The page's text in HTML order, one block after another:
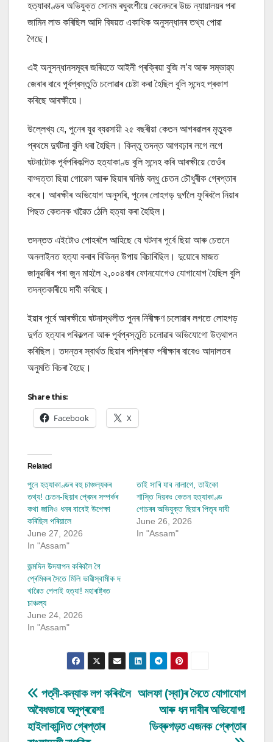
হত্যাকাণ্ডৰ অভিযুক্ত সোনম ৰঘুবংশীয়ে কেনেদৰে উচ্চ ন্যায়ালয়ৰ পৰা
জামিন লাভ কৰিছিল আদি বিষয়ত একাধিক অনুসন্ধানৰ তথ্য পোৱা
গৈছে।
এই অনুসন্ধানসমূহৰ জৰিয়তে আইনী প্ৰক্ৰিয়া বুজি ল’ব আৰু সম্ভাৱ্য
জেৰাৰ বাবে পূৰ্বপ্ৰস্তুতি চলোৱাৰ চেষ্টা কৰা হৈছিল বুলি সন্দেহ প্ৰকাশ
কৰিছে আৰক্ষীয়ে।
উল্লেখ্য যে, পুনেৰ যুৱ ব্যৱসায়ী ২৫ বছৰীয়া কেতন আগৰৱালৰ মৃত্যুক
প্ৰথমে দুৰ্ঘটনা বুলি ধৰা হৈছিল। কিন্তু তদন্ত আগবঢ়াৰ লগে লগে
ঘটনাটোক পূৰ্বপৰিকল্পিত হত্যাকাণ্ড বুলি সন্দেহ কৰি আৰক্ষীয়ে তেওঁৰ
বাগ্দত্তা ছিয়া গোৱেল আৰু ছিয়াৰ ঘনিষ্ঠ বন্ধু চেতন চৌধুৰীক গ্ৰেপ্তাৰ
কৰে। আৰক্ষীৰ অভিযোগ অনুসৰি, পুনেৰ লোহগড় দুৰ্গলৈ ফুৰিবলৈ নিয়াৰ
পিছত কেতনক খাৱৈত ঠেলি হত্যা কৰা হৈছিল।
তদন্তত এইটোও পোহৰলৈ আহিছে যে ঘটনাৰ পূৰ্বে ছিয়া আৰু চেতনে
অনলাইনত হত্যা কৰাৰ বিভিন্ন উপায় বিচাৰিছিল। দুয়োৰে মাজত
জানুৱাৰীৰ পৰা জুন মাহলৈ ২,০০৪বাৰ ফোনযোগেও যোগাযোগ হৈছিল বুলি
তদন্তকাৰীয়ে দাবী কৰিছে।
ইয়াৰ পূৰ্বে আৰক্ষীয়ে ঘটনাস্থলীত পুনৰ নিৰীক্ষণ চলোৱাৰ লগতে লোহগড়
দুৰ্গত হত্যাৰ পৰিকল্পনা আৰু পূৰ্বপ্ৰস্তুতি চলোৱাৰ অভিযোগো উত্থাপন
কৰিছিল। তদন্তৰ স্বাৰ্থত ছিয়াৰ পলিগ্ৰাফ পৰীক্ষাৰ বাবেও আদালতৰ
অনুমতি বিচৰা হৈছে।
Share this:
Facebook X
Related
পুনে হত্যাকাণ্ডৰ বহু চাঞ্চল্যকৰ
তথ্য! চেতন-ছিয়াৰ প্ৰেমৰ সম্পৰ্কৰ
কথা জানিও ধনৰ বাবেই উপেক্ষা
কৰিছিল পৰিয়ালে
June 27, 2026
In "Assam"
তাই সাৰি যাব নালাগে, তাইকো
শাস্তি দিয়কঃ কেতন হত্যাকাণ্ড
গোচৰৰ অভিযুক্ত ছিয়াৰ পিতৃৰ দাবী
June 26, 2026
In "Assam"
জন্মদিন উদযাপন কৰিবলৈ গৈ
প্ৰেমিকৰ সৈতে মিলি ভাৱীস্বামীক দ
খাৱৈত পেলাই হত্যা! মহাৰাষ্ট্ৰত
চাঞ্চল্য
June 24, 2026
In "Assam"
Post
navigation
আলফা (স্বা)ৰ সৈতে যোগাযোগ
আৰু ধন দাবীৰ অভিযোগ!
ডিব্ৰুগড়ত এজনক গ্ৰেপ্তাৰ
পত্নী-কন্যাক লগ কৰিবলৈ
অবৈধভাৱে অনুপ্ৰৱেশ!
হাইলাকান্দিত গ্ৰেপ্তাৰ